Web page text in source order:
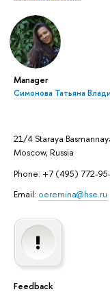
Manager
Симонова Татьяна
21/4 Staraya
Moscow, Russia
Phone: +7 (495) 772-
Email: oeremina@hse.ru
Feedback